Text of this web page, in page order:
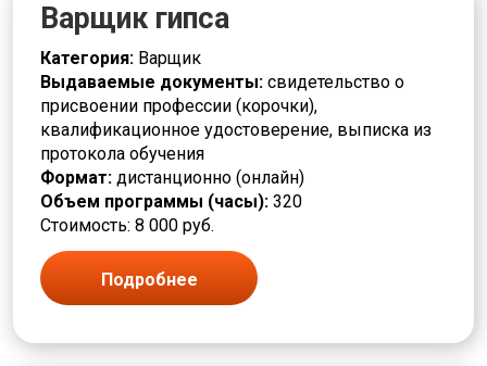
Оператор
Оптик техник
Отделочник
Педагог
Пекарь
Печатник
Печевой
Пищевая промышленность
Плавильщик
Повар
Подручный
Полировщик
Помощник
Приготовитель
Варщик гипса
Категория: Варщик
Выдаваемые документы: свидетельство о
присвоении профессии (корочки),
квалификационное удостоверение, выписка из
протокола обучения
Формат: дистанционно (онлайн)
Объем программы (часы): 320
Стоимость: 8 000 руб.
Подробнее